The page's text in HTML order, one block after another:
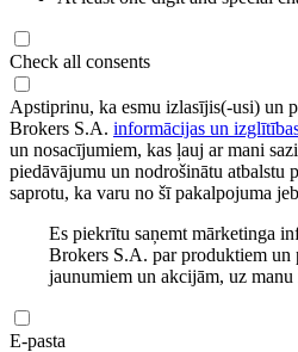
Check all consents
Apstiprinu, ka esmu izlasījis(-usi)
Brokers S.A. informācijas un
un nosacījumiem, kas ļauj ar mani
piedāvājumu un nodrošinātu atbalstu
saprotu, ka varu no šī pakalpojuma
Es piekrītu saņemt mārketinga
Brokers S.A. par produktiem un
jaunumiem un akcijām, uz
E-pasta